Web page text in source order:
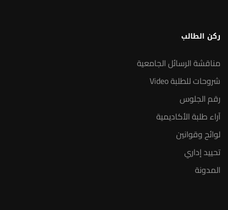
ركن الطالب
مناقشة الرسائل الجامعية
شروحات للطلبة Video
رقم الجلوس
آراء طلبة الأكاديمية
لوائح وقوانين
تحييد إداري
المدونة